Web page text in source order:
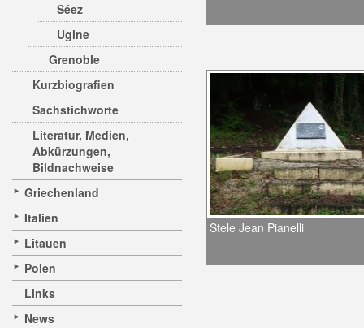
Séez
Ugine
Grenoble
Kurzbiografien
Sachstichworte
Literatur, Medien,
Abkürzungen,
Bildnachweise
Griechenland
Italien
Litauen
Polen
Links
News
Stele Jean Pianelli